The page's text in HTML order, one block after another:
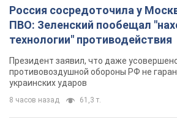
Россия сосредоточила у
ПВО: Зеленский пообещал
технологии" противодействия
Президент заявил, что даже
противовоздушной обороны РФ не
украинских ударов
8 часов назад 61,3 т.